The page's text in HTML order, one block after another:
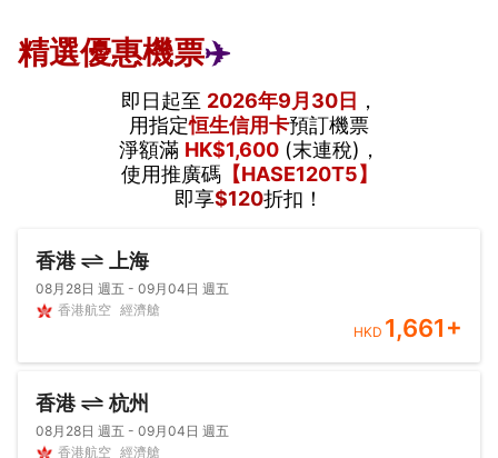
精選優惠機票✈️
即日起至 2026年9月30日 ，
用指定恒生信用卡預訂機票
淨額滿 HK$1,600(末連稅)，
使用推廣碼【HASE120T5】
即享$120折扣！
香港 上海
08月28日 週五 - 09月04日 週五
香港航空 經濟艙
HKD 1,661+
香港 杭州
08月28日 週五 - 09月04日 週五
香港航空 經濟艙